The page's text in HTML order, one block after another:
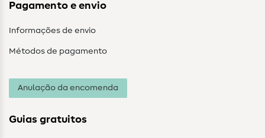
Pagamento e envio
Informações de envio
Métodos de pagamento
Anulação da encomenda
Guias gratuitos